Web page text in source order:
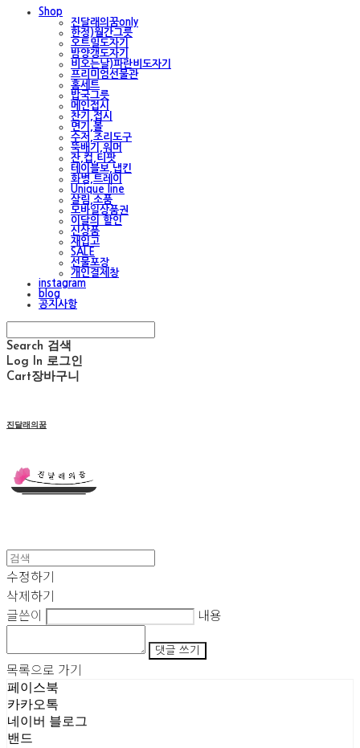
Shop
진달래의꿈only
한정)월간그릇
오트밀도자기
밤양갱도자기
비오는날)파란비도자기
프리미엄선물관
홈세트
밥국그릇
메인접시
찬기,접시
면기,볼
수저,조리도구
뚝배기,워머
잔,컵,티팟
테이블보,냅킨
화병,트레이
Unique line
살림,소품
모바일상품권
이달의 할인
신상품
재입고
SALE
선물포장
개인결제창
instagram
blog
공지사항
Search 검색
Log In 로그인
Cart장바구니
진달래의꿈
수정하기
삭제하기
글쓴이
내용
댓글 쓰기
목록으로 가기
페이스북
카카오톡
네이버 블로그
밴드